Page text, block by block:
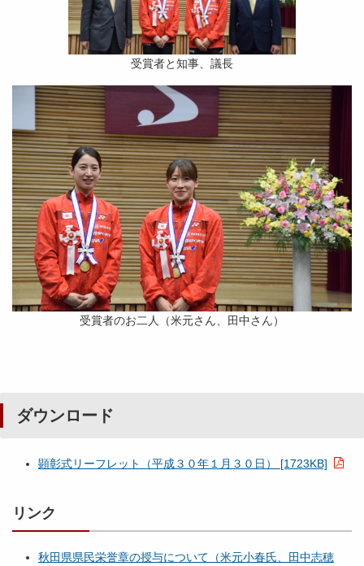
受賞者と知事、議長
受賞者のお二人（米元さん、田中さん）
ダウンロード
顕彰式リーフレット（平成３０年１月３０日） [1723KB]
リンク
秋田県県民栄誉章の授与について（米元小春氏、田中志穂